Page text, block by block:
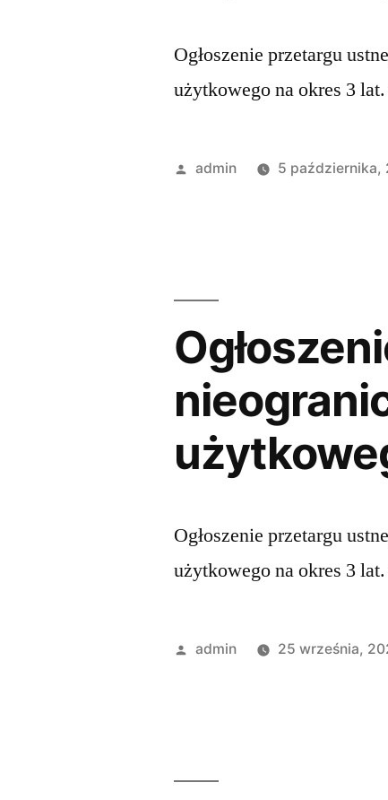
Ogłoszenie przetargu
użytkowego na okres 3
admin 5 października,
Ogłoszenie przetargu
użytkowego na okres 3
admin 25 września,